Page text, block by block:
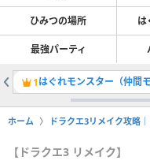
ひみつの場所 は
最強パーティ
1
ホーム ドラクエ3リメイク攻略
【ドラクエ3 リメイク】